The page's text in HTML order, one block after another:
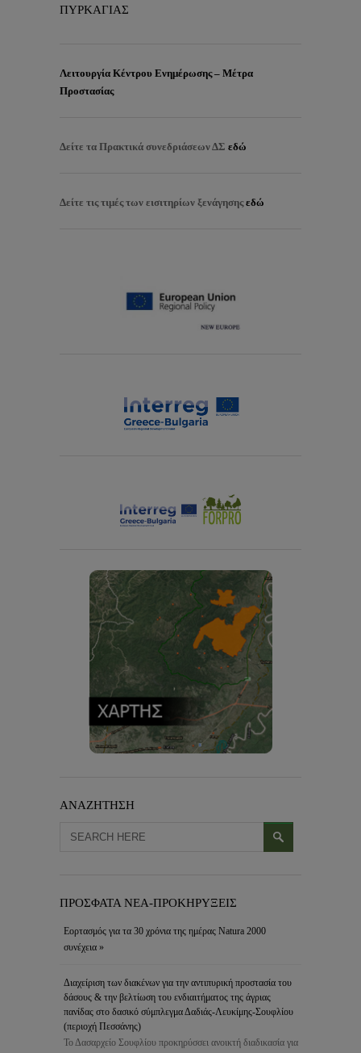
ΠΥΡΚΑΓΙΑΣ
Λειτουργία Κέντρου Ενημέρωσης – Μέτρα
Προστασίας
Δείτε τα Πρακτικά συνεδριάσεων ΔΣ εδώ
Δείτε τις τιμές των εισιτηρίων ξενάγησηςεδώ
ΑΝΑΖΗΤΗΣΗ
ΠΡΟΣΦΑΤΑ ΝΕΑ-ΠΡΟΚΗΡΥΞΕΙΣ
Εορτασμός για τα 30 χρόνια της ημέρας Natura 2000
συνέχεια »
Διαχείριση των διακένων για την αντιπυρική προστασία του
δάσους & την βελτίωση του ενδιαιτήματος της άγριας
πανίδας στο δασικό σύμπλεγμα Δαδιάς-Λευκίμης-Σουφλίου
(περιοχή Πεσσάνης)
Το Δασαρχείο Σουφλίου προκηρύσσει ανοικτή διαδικασία για